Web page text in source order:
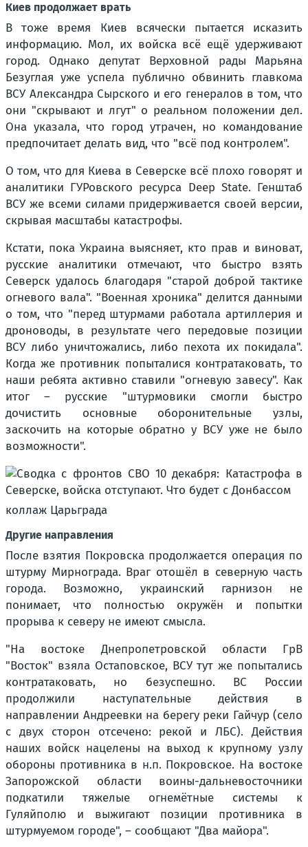
Киев продолжает врать
В тоже время Киев всячески пытается исказить
информацию. Мол, их войска всё ещё удерживают
город. Однако депутат Верховной рады Марьяна
Безуглая уже успела публично обвинить главкома
ВСУ Александра Сырского и его генералов в том, что
они "скрывают и лгут" о реальном положении дел.
Она указала, что город утрачен, но командование
предпочитает делать вид, что "всё под контролем".
О том, что для Киева в Северске всё плохо говорят и
аналитики ГУРовского ресурса Deep State. Генштаб
ВСУ же всеми силами придерживается своей версии,
скрывая масштабы катастрофы.
Кстати, пока Украина выясняет, кто прав и виноват,
русские аналитики отмечают, что быстро взять
Северск удалось благодаря "старой доброй тактике
огневого вала". "Военная хроника" делится данными
о том, что "перед штурмами работала артиллерия и
дроноводы, в результате чего передовые позиции
ВСУ либо уничтожались, либо пехота их покидала".
Когда же противник попыталися контратаковать, то
наши ребята активно ставили "огневую завесу". Как
итог – русские "штурмовики смогли быстро
дочистить основные оборонительные узлы,
заскочить на которые обратно у ВСУ уже не было
возможности".
коллаж Царьграда
Другие направления
После взятия Покровска продолжается операция по
штурму Мирнограда. Враг отошёл в северную часть
города. Возможно, украинский гарнизон не
понимает, что полностью окружён и попытки
прорыва к северу не имеют смысла.
"На востоке Днепропетровской области ГрВ
"Восток" взяла Остаповское, ВСУ тут же попытались
контратаковать, но безуспешно. ВС России
продолжили наступательные действия в
направлении Андреевки на берегу реки Гайчур (село
с двух сторон отсечено: рекой и ЛБС). Действия
наших войск нацелены на выход к крупному узлу
обороны противника в н.п. Покровское. На востоке
Запорожской области воины-дальневосточники
подкатили тяжелые огнемётные системы к
Гуляйполю и выжигают позиции противника в
штурмуемом городе", – сообщают "Два майора".